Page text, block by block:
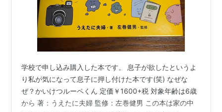
学校で申し込み購入した本です。 息子が欲したというよ
り私が気になって息子に押し付けた本です(笑) なぜな
ぜ？かいけつルーペくん 定価￥1600+税 対象年齢は6歳
から 著：うえたに夫婦 監修：左巻健男 この本は家の中